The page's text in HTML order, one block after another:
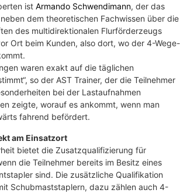
ist Armando Schwendimann, der das
dem theoretischen Fachwissen über die
des multidirektionalen Flurförderzeugs
Ort beim Kunden, also dort, wo der 4-Wege-
waren exakt auf die täglichen
so der AST Trainer, der die Teilnehmer
bei der Lastaufnahmen
zeigte, worauf es ankommt, wenn man
fahrend befördert.
am Einsatzort
bietet die Zusatzqualifizierung für
die Teilnehmer bereits im Besitz eines
sind. Die zusätzliche Qualifikation
Schubmaststaplern, dazu zählen auch 4-